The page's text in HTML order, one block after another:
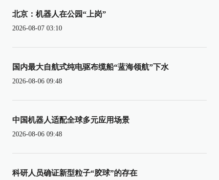
北京：机器人在公园“上岗”
2026-08-07 03:10
国内最大自航式纯电驱布缆船“蓝海领航”下水
2026-08-06 09:48
中国机器人适配全球多元应用场景
2026-08-06 09:48
科研人员确证新型粒子“胶球”的存在